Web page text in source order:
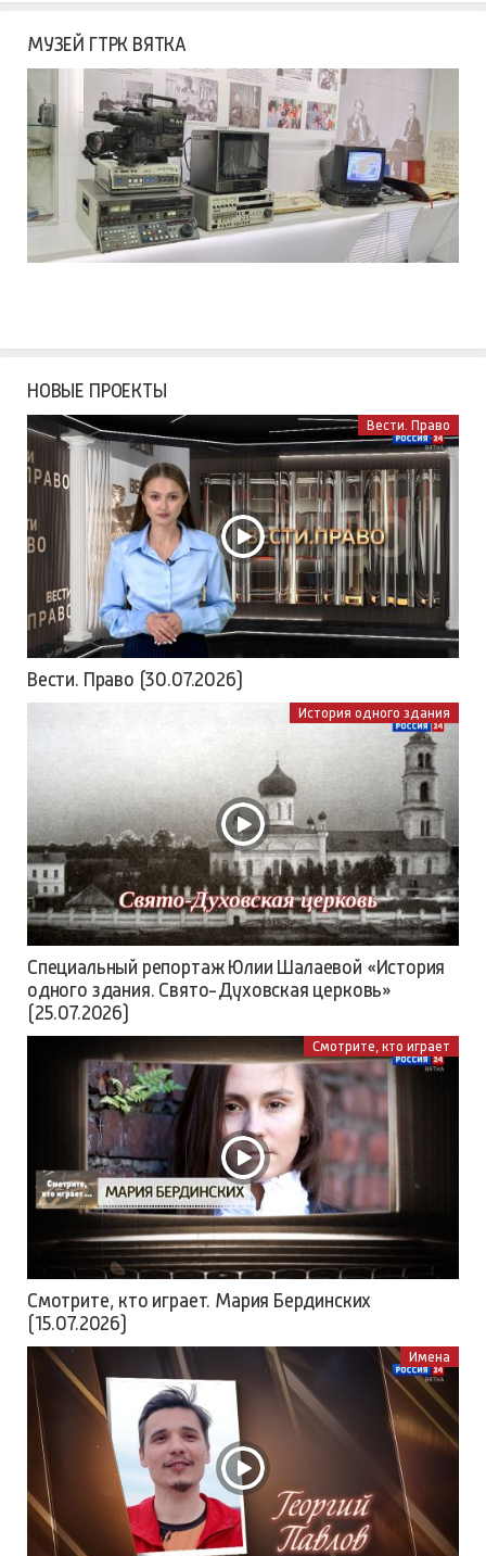
МУЗЕЙ ГТРК ВЯТКА
НОВЫЕ ПРОЕКТЫ
Вести. Право
Вести. Право (30.07.2026)
История одного здания
Специальный репортаж Юлии Шалаевой «История
одного здания. Свято-Духовская церковь»
(25.07.2026)
Смотрите, кто играет
Смотрите, кто играет. Мария Бердинских
(15.07.2026)
Имена